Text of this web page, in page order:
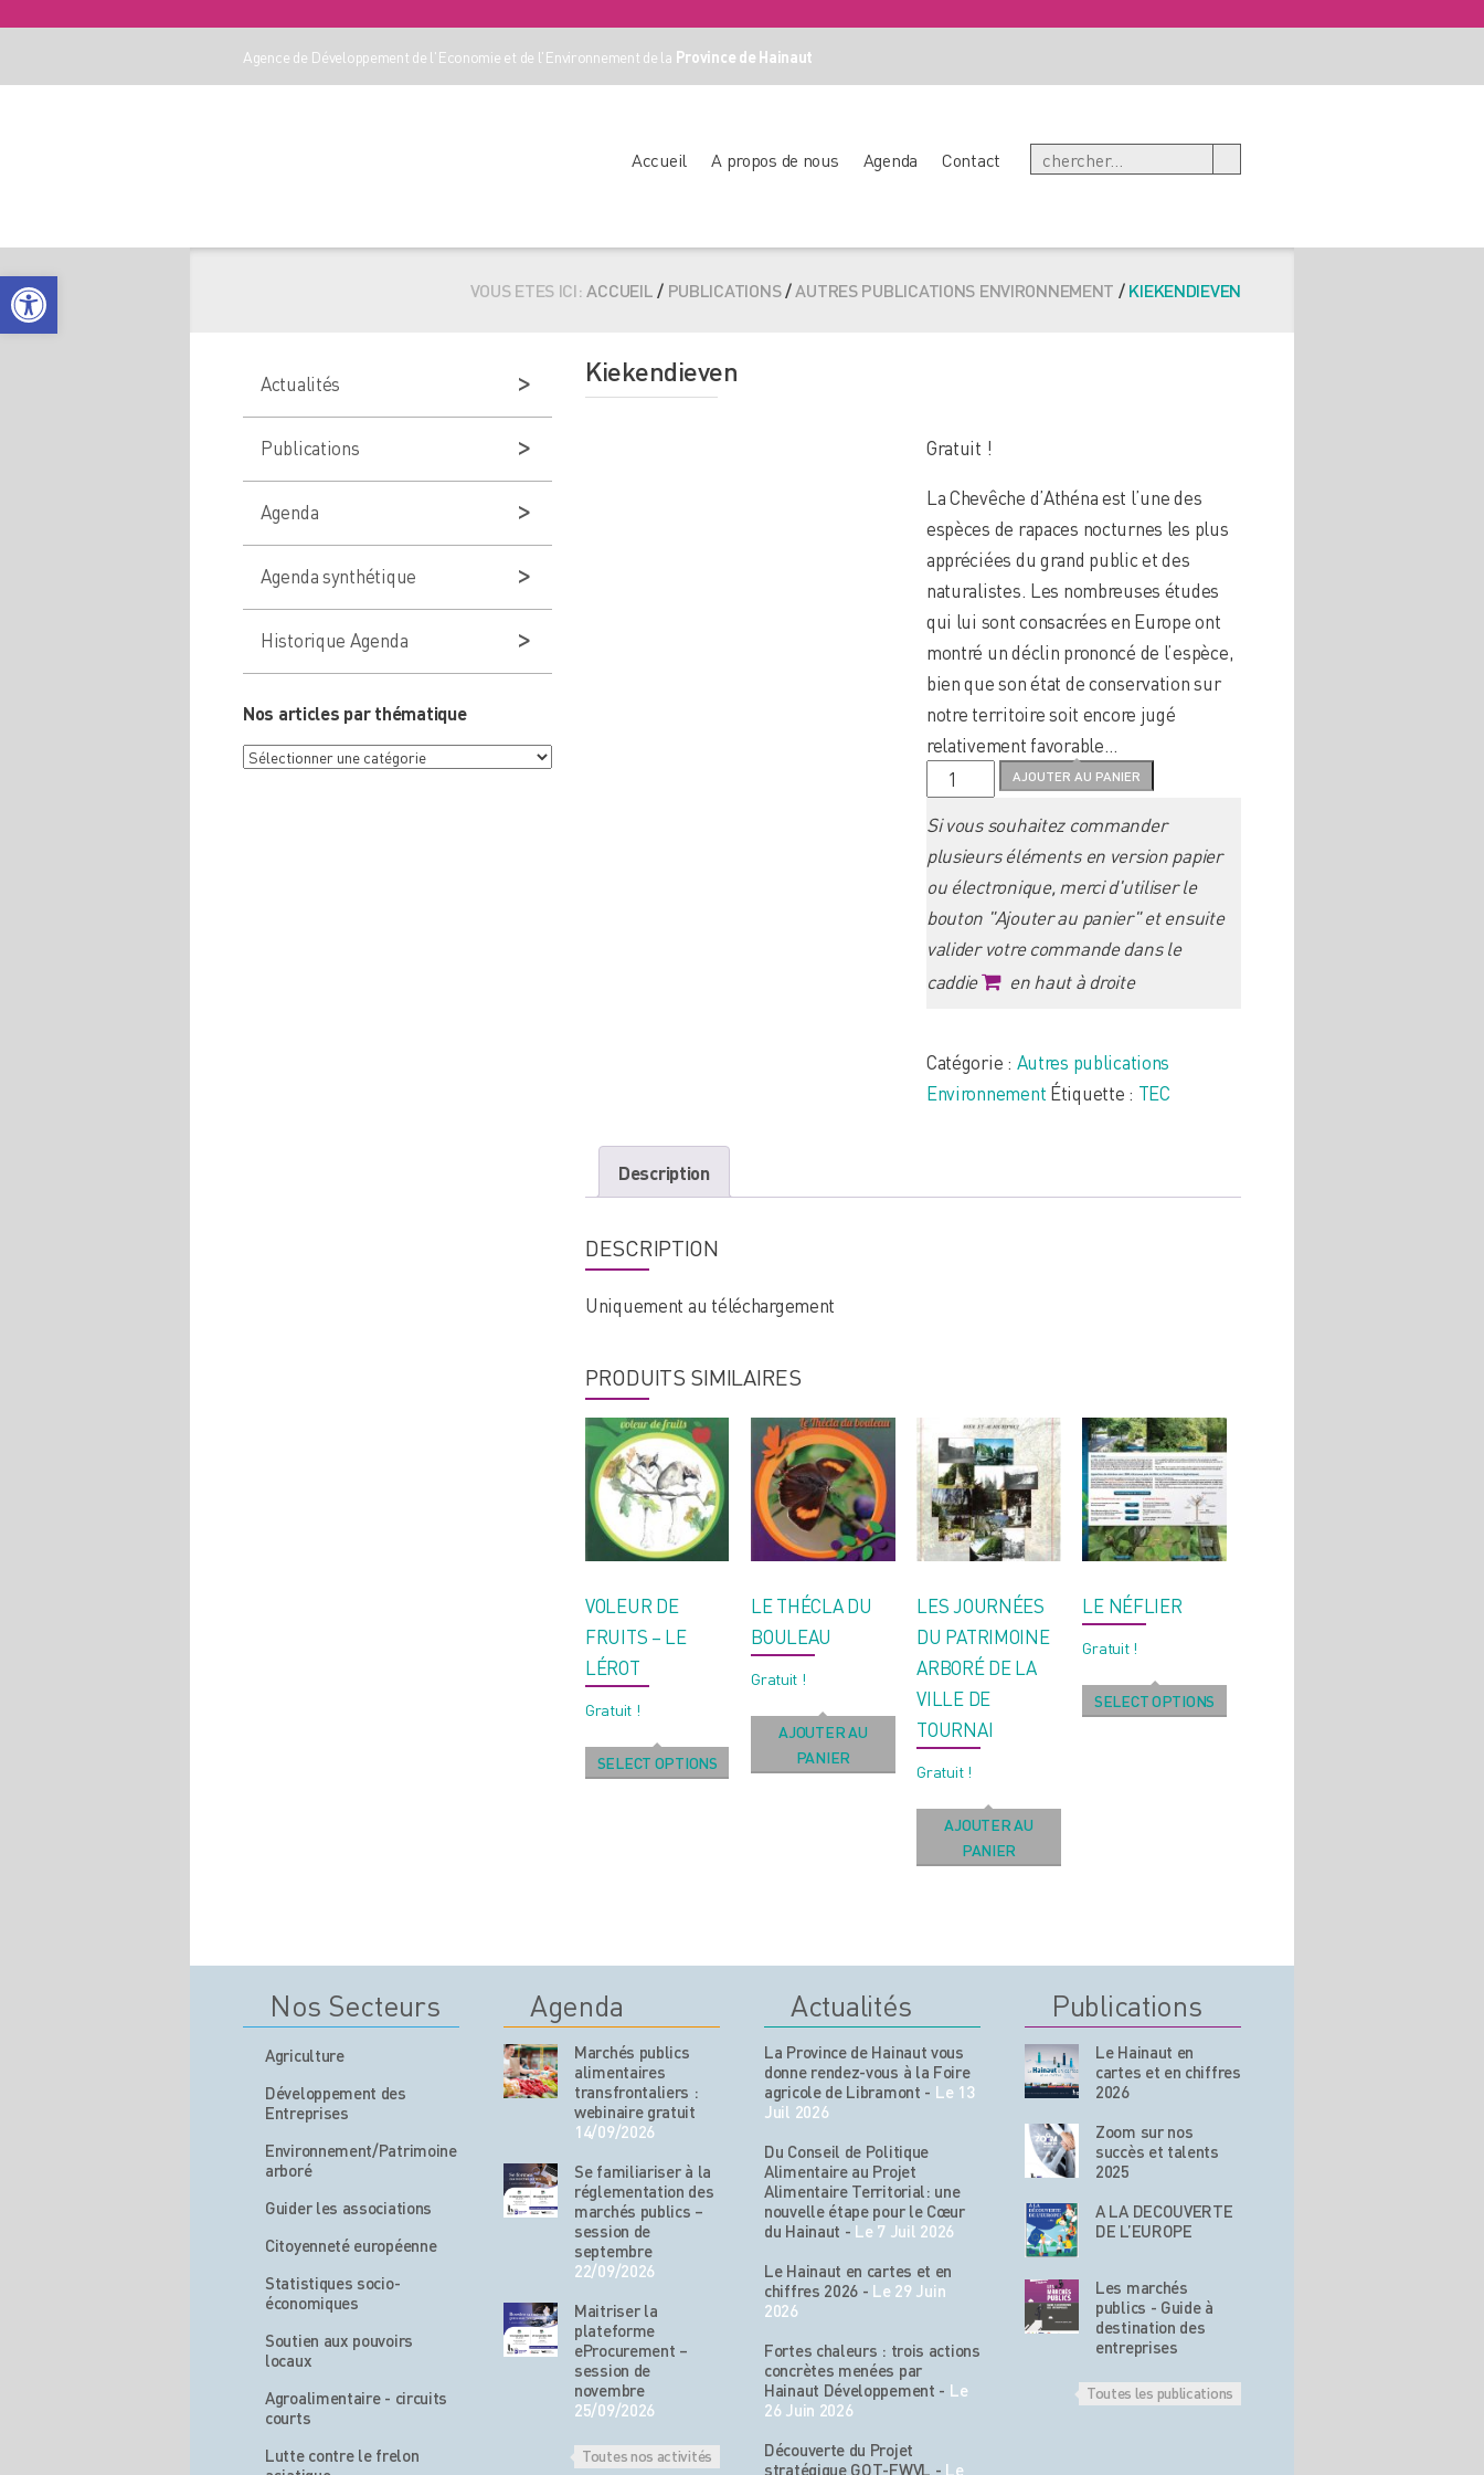
Agence de Développement de l'Economie et de l'Environnement de la Province de Hainaut
Accueil A propos de nous Agenda Contact
VOUS ETES ICI: ACCUEIL/ PUBLICATIONS/AUTRES PUBLICATIONS ENVIRONNEMENT /KIEKENDIEVEN
Kiekendieven
Gratuit !
La Chevêche d’Athéna est l’une des
espèces de rapaces nocturnes les plus
appréciées du grand public et des
naturalistes. Les nombreuses études
qui lui sont consacrées en Europe ont
montré un déclin prononcé de l’espèce,
bien que son état de conservation sur
notre territoire soit encore jugé
relativement favorable…
quantité
de
Kiekendieven
AJOUTER AU PANIER
Si vous souhaitez commander
plusieurs éléments en version papier
ou électronique, merci d'utiliser le
bouton "Ajouter au panier" et ensuite
valider votre commande dans le
caddie
en haut à droite
Catégorie : Autres publications
Environnement Étiquette : TEC
Description
DESCRIPTION
Uniquement au téléchargement
PRODUITS SIMILAIRES
VOLEUR DE
FRUITS – LE
LÉROT
Gratuit !
SELECT OPTIONS
LE THÉCLA DU
BOULEAU
Gratuit !
AJOUTER AU
PANIER
LES JOURNÉES
DU PATRIMOINE
ARBORÉ DE LA
VILLE DE
TOURNAI
Gratuit !
AJOUTER AU
PANIER
LE NÉFLIER
Gratuit !
SELECT OPTIONS
Actualités
Publications
Agenda
Agenda synthétique
Historique Agenda
Nos articles par thématique
Nos
articles
Nos Secteurs
Agriculture
Développement des
Entreprises
Environnement/Patrimoine
arboré
Guider les associations
Citoyenneté européenne
Statistiques socio-
économiques
Soutien aux pouvoirs
locaux
Agroalimentaire - circuits
courts
Lutte contre le frelon
Agenda
Marchés publics
alimentaires
transfrontaliers :
webinaire gratuit
14/09/2026
Se familiariser à la
réglementation des
marchés publics –
session de
septembre
22/09/2026
Maitriser la
plateforme
eProcurement –
session de
novembre
25/09/2026
Toutes nos activités
Actualités
La Province de Hainaut vous
donne rendez-vous à la Foire
agricole de Libramont - Le 13
Juil 2026
Du Conseil de Politique
Alimentaire au Projet
Alimentaire Territorial: une
nouvelle étape pour le Cœur
du Hainaut - Le 7 Juil 2026
Le Hainaut en cartes et en
chiffres 2026 - Le 29 Juin
2026
Fortes chaleurs : trois actions
concrètes menées par
Hainaut Développement - Le
26 Juin 2026
Découverte du Projet
stratégique GOT-FWVL - Le
Publications
Le Hainaut en
cartes et en chiffres
2026
Zoom sur nos
succès et talents
2025
A LA DECOUVERTE
DE L’EUROPE
Les marchés
publics - Guide à
destination des
entreprises
Toutes les publications
Ouvrir la barre d’outils